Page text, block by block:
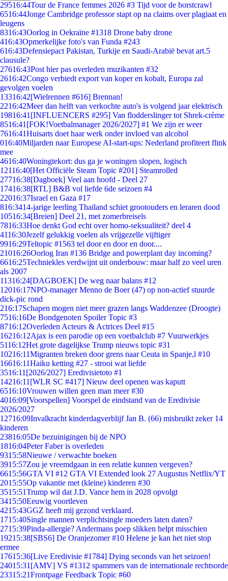
29516:44Tour de France femmes 2026 #3 Tijd voor de borstcrawl
6516:44Jonge Cambridge professor stapt op na claims over plagiaat en
leugens
8316:43Oorlog in Oekraïne #1318 Drone baby drone
416:43Opmerkelijke foto's van Funda #243
616:43Defensiepact Pakistan, Turkije en Saudi-Arabië bevat art.5
clausule?
27616:43Post hier pas overleden muzikanten #32
2616:42Congo verbiedt export van koper en kobalt, Europa zal
gevolgen voelen
13316:42[Wielrennen #616] Brennan!
2216:42Meer dan helft van verkochte auto's is volgend jaar elektrisch
19816:41 [INFLUENCERS #295] Van flodderslinger tot Shrek-crème
8516:41 [FOK!Voetbalmanager 2026/2027] #1 We zijn er weer
7616:41Huisarts doet haar werk onder invloed van alcohol
016:40Miljarden naar Europese AI-start-ups: Nederland profiteert flink
mee
4616:40Woningtekort: dus ga je woningen slopen, logisch
12116:40[Het Officiële Steam Topic #201] Steamrolled
27716:38[Dagboek] Veel aan hoofd - Deel 27
17416:38[RTL] B&B vol liefde 6de seizoen #4
22016:37Israel en Gaza #17
816:3414-jarige leerling Thailand schiet grootouders en leraren dood
10516:34[Breien] Deel 21, met zomerbreisels
7816:33Hoe denkt God echt over homo-seksualiteit? deel 4
4116:30Jezelf gelukkig voelen als vrijgezelle vijftiger
9916:29Teltopic #1563 tel door en door en door....
21016:26Oorlog Iran #136 Bridge and powerplant day incoming?
6616:25Techniekles verdwijnt uit onderbouw: maar half zo veel uren
als 2007
11316:24[DAGBOEK] De weg naar balans #12
12016:17NPO-manager Menno de Boer (47) op non-actief stuurde
dick-pic rond
216:17Schapen mogen niet meer grazen langs Waddenzee (Droogte)
7516:16De Bondgenoten Spoiler Topic #3
8716:12Overleden Acteurs & Actrices Deel #15
16216:12Ajax is een parodie op een voetbalclub #7 Vuurwerkjes
5116:12Het grote dagelijkse Trump nieuws topic #31
10216:11Migranten breken door grens naar Ceuta in Spanje,l #10
16616:11Haiku ketting #27 - strooi wat liefde
3516:11 [2026/2027] Eredivisietoto #1
14216:11 [WLR SC #417] Nieuw deel openen was kaputt
6516:10Vrouwen willen geen man meer #30
4016:09[Voorspellen] Voorspel de eindstand van de Eredivisie
2026/2027
12716:09Invalkracht kinderdagverblijf Jan B. (66) misbruikt zeker 14
kinderen
23816:05De bezuinigingen bij de NPO
1816:04Peter Faber is overleden
9315:58Nieuwe / verwachte boeken
3915:57Zou je vreemdgaan in een relatie kunnen vergeven?
6615:56GTA VI #12 GTA VI Extended look 27 Augustus Netflix/YT
2015:55Op vakantie met (kleine) kinderen #30
3515:51Trump wil dat J.D. Vance hem in 2028 opvolgt
3415:50Eeuwig voortleven
4215:43GGZ heeft mij gezond verklaard.
1715:40Single mannen verplichtsingle moeders laten daten?
2715:39Pinda-allergie? Andermans poep slikken helpt misschien
19215:38[SBS6] De Oranjezomer #10 Helene je kan het niet stop
ermee
17615:36[Live Eredivisie #1784] Dying seconds van het seizoen!
24015:31 [AMV] VS #1312 spammers van de internationale rechtsorde
23315:21Frontpage Feedback Topic #60